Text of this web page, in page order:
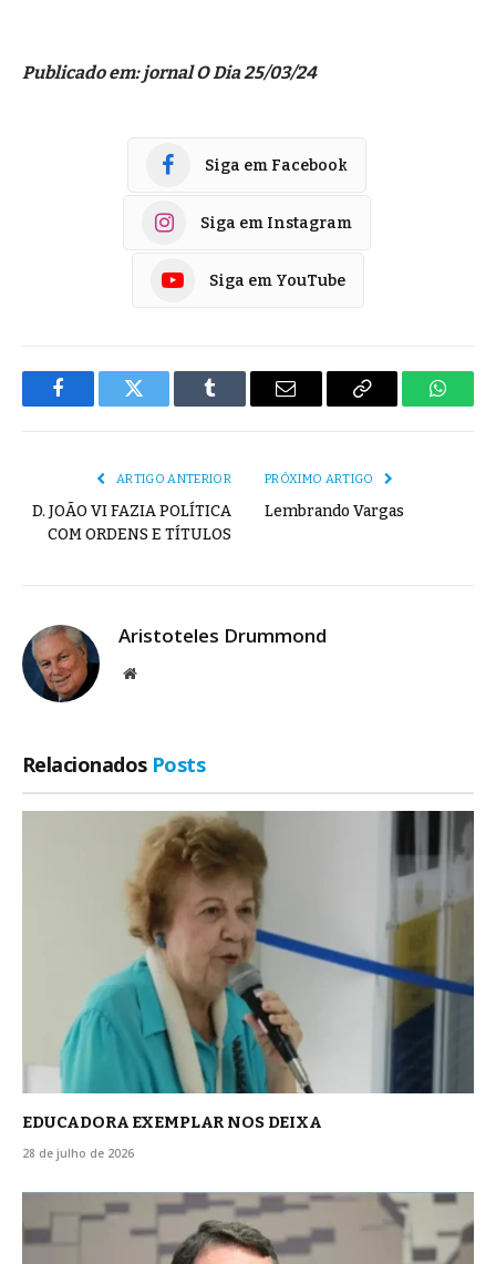
Publicado em: jornal O Dia 25/03/24
Siga em Facebook
Siga em Instagram
Siga em YouTube
FacebookTwitter Tumblr
E-
Copiar
ARTIGO ANTERIOR
D. JOÃO VI FAZIA POLÍTICA
COM ORDENS E TÍTULOS
PRÓXIMO ARTIGO
Lembrando Vargas
Aristoteles Drummond
Site
Relacionados Posts
EDUCADORA EXEMPLAR NOS DEIXA
28 de julho de 2026